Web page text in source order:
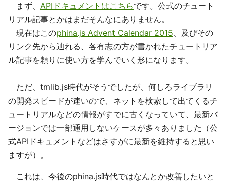
まず、 APIドキュメントはこちらです。公式のチュート
リアル記事とかはまだそんなにありません。
現在はこのphina.js Advent Calendar 2015、及びその
リンク先から辿れる、各有志の方が書かれたチュートリア
ル記事を頼りに使い方を学んでいく形になります。
ただ、tmlib.js時代がそうでしたが、何しろライブラリ
の開発スピードが速いので、ネットを検索して出てくるチ
ュートリアルなどの情報がすでに古くなっていて、最新バ
ージョンでは一部通用しないケースが多々ありました（公
式APIドキュメントなどはさすがに最新を維持すると思い
ますが）。
これは、今後のphina.js時代ではなんとか改善したいと